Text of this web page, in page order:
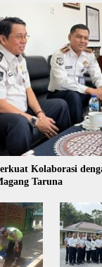
Kolaborasi
Taruna